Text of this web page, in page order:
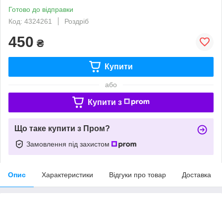
Готово до відправки
Код: 4324261
Роздріб
450 ₴
Купити
або
Купити з
Що таке купити з Пром?
Замовлення під захистом
Опис Характеристики Відгуки про товар Доставка